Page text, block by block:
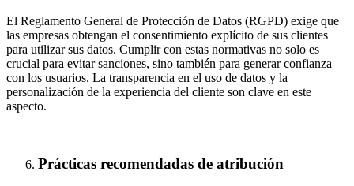
El Reglamento General de Protección de Datos (RGPD) exige que
las empresas obtengan el consentimiento explícito de sus clientes
para utilizar sus datos. Cumplir con estas normativas no solo es
crucial para evitar sanciones, sino también para generar confianza
con los usuarios. La transparencia en el uso de datos y la
personalización de la experiencia del cliente son clave en este
aspecto.
Prácticas recomendadas de atribución